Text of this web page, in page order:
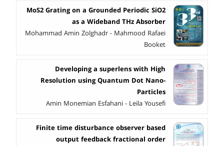
MoS2 Grating on a Grounded Periodic SiO2
as a Wideband THz Absorber
Mohammad Amin Zolghadr - Mahmood Rafaei
Booket
Developing a superlens with High
Resolution using Quantum Dot Nano-
Particles
Amin Monemian Esfahani - Leila Yousefi
Finite time disturbance observer based
output feedback fractional order